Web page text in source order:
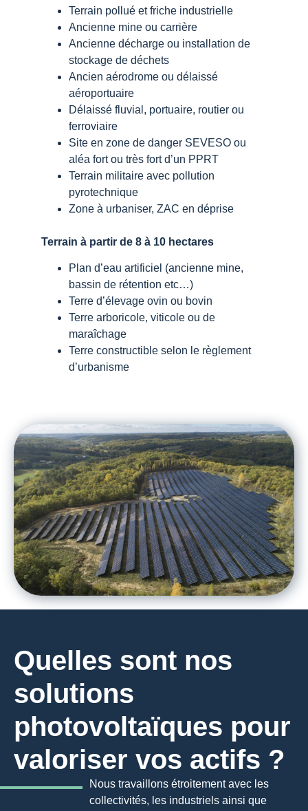
Terrain pollué et friche industrielle
Ancienne mine ou carrière
Ancienne décharge ou installation de
stockage de déchets
Ancien aérodrome ou délaissé
aéroportuaire
Délaissé fluvial, portuaire, routier ou
ferroviaire
Site en zone de danger SEVESO ou
aléa fort ou très fort d’un PPRT
Terrain militaire avec pollution
pyrotechnique
Zone à urbaniser, ZAC en déprise
Terrain à partir de 8 à 10 hectares
Plan d’eau artificiel (ancienne mine,
bassin de rétention etc…)
Terre d’élevage ovin ou bovin
Terre arboricole, viticole ou de
maraîchage
Terre constructible selon le règlement
d’urbanisme
Quelles sont nos
solutions
photovoltaïques pour
valoriser vos actifs ?
Nous travaillons étroitement avec les
collectivités, les industriels ainsi que